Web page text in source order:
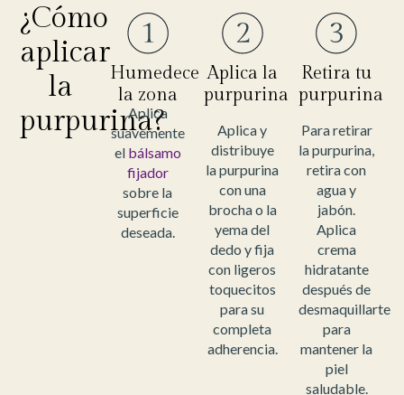
¿Cómo
aplicar
la
purpurina?
Humedece
la zona
Aplica
suavemente
el bálsamo
fijador
sobre la
superficie
deseada.
Aplica la
purpurina
Aplica y
distribuye
la purpurina
con una
brocha o la
yema del
dedo y fija
con ligeros
toquecitos
para su
completa
adherencia.
Retira tu
purpurina
Para retirar
la purpurina,
retira con
agua y
jabón.
Aplica
crema
hidratante
después de
desmaquillarte
para
mantener la
piel
saludable.